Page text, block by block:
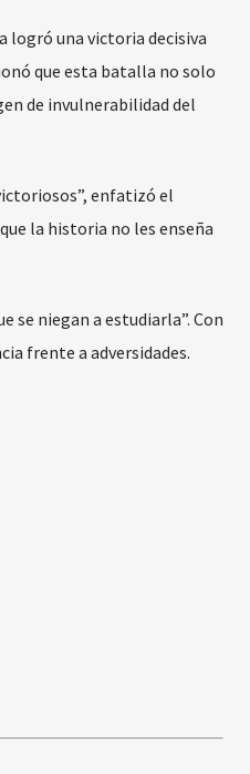
logró una victoria decisiva
que esta batalla no solo
de invulnerabilidad del
enfatizó el
la historia no les enseña
se niegan a estudiarla”. Con
frente a adversidades.